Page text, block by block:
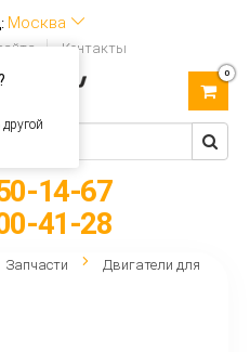
Москва
Контакты
0
14-67
41-28
Запчасти
Двигатели для